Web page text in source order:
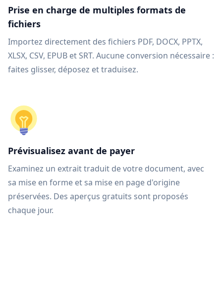
Prise en charge de multiples formats de
fichiers
Importez directement des fichiers PDF, DOCX, PPTX,
XLSX, CSV, EPUB et SRT. Aucune conversion nécessaire :
faites glisser, déposez et traduisez.
Prévisualisez avant de payer
Examinez un extrait traduit de votre document, avec
sa mise en forme et sa mise en page d'origine
préservées. Des aperçus gratuits sont proposés
chaque jour.